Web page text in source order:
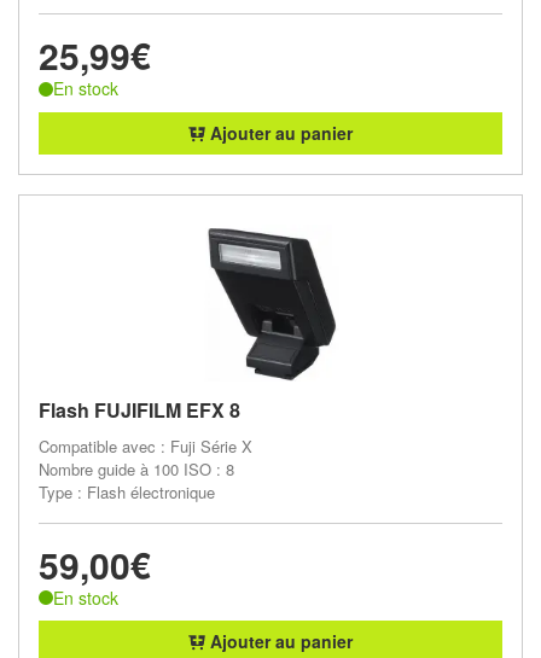
25,99€
En stock
Ajouter au panier
Flash FUJIFILM EFX 8
Compatible avec : Fuji Série X
Nombre guide à 100 ISO : 8
Type : Flash électronique
59,00€
En stock
Ajouter au panier